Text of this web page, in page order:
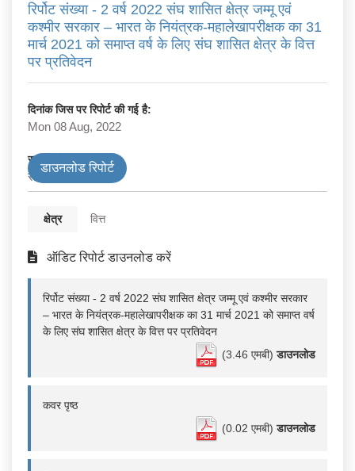
रिर्पोट संख्या - 2 वर्ष 2022 संघ शासित क्षेत्र जम्मू एवं
कश्मीर सरकार – भारत के नियंत्रक-महालेखापरीक्षक का 31
मार्च 2021 को समाप्त वर्ष के लिए संघ शासित क्षेत्र के वित्त
पर प्रतिवेदन
दिनांक जिस पर रिपोर्ट की गई है:
Mon 08 Aug, 2022
सरकार के प्रकार
राज्य
डाउनलोड रिपोर्ट
क्षेत्र वित्त
ऑडिट रिपोर्ट डाउनलोड करें
रिर्पोट संख्या - 2 वर्ष 2022 संघ शासित क्षेत्र जम्मू एवं कश्मीर सरकार
– भारत के नियंत्रक-महालेखापरीक्षक का 31 मार्च 2021 को समाप्त वर्ष
के लिए संघ शासित क्षेत्र के वित्त पर प्रतिवेदन
(3.46 एमबी)डाउनलोड
कवर पृष्ठ
(0.02 एमबी)डाउनलोड